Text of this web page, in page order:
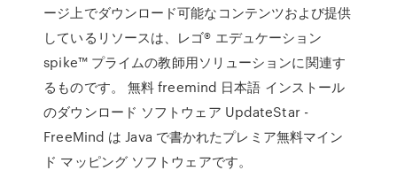
ージ上でダウンロード可能なコンテンツおよび提供
しているリソースは、レゴ® エデュケーション
spike™ プライムの教師用ソリューションに関連す
るものです。 無料 freemind 日本語 インストール
のダウンロード ソフトウェア UpdateStar -
FreeMind は Java で書かれたプレミア無料マイン
ド マッピング ソフトウェアです。